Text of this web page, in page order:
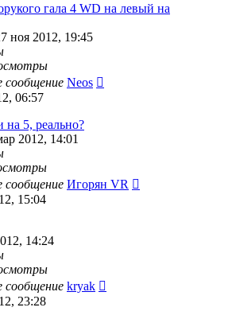
гала 4 WD на левый на
ноя 2012, 19:45
сообщение Neos
06:57
5, реально?
2012, 14:01
сообщение Игорян VR
15:04
14:24
сообщение kryak
23:28